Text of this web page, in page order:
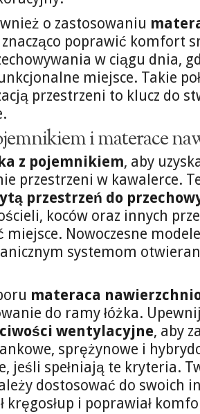
o zastosowaniu
poprawić komfort
w ciągu dnia,
miejsce. Takie
przestrzeni to klucz do
i materace
z pojemnikiem, aby
przestrzeni w kawalerce.
przestrzeń do
koców oraz innych
miejsce. Nowoczesne
systemom
materaca
do ramy łóżka.
wentylacyjne, aby
sprężynowe i
jeśli spełniają te kryteria.
dostosować do swoich
kręgosłup i poprawiał